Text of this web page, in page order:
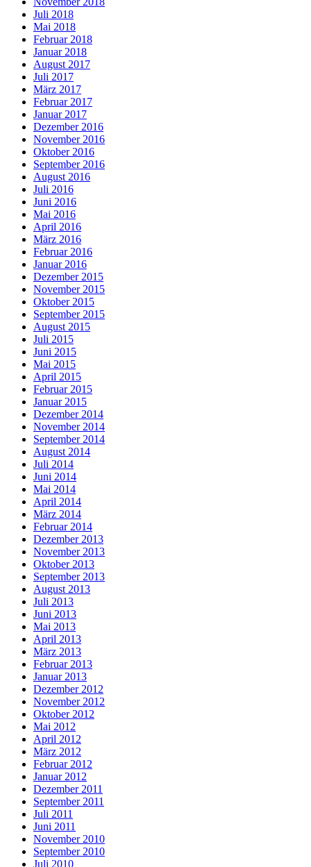
Juli 2018
Mai 2018
Februar 2018
Januar 2018
August 2017
Juli 2017
März 2017
Februar 2017
Januar 2017
Dezember 2016
November 2016
Oktober 2016
September 2016
August 2016
Juli 2016
Juni 2016
Mai 2016
April 2016
März 2016
Februar 2016
Januar 2016
Dezember 2015
November 2015
Oktober 2015
September 2015
August 2015
Juli 2015
Juni 2015
Mai 2015
April 2015
Februar 2015
Januar 2015
Dezember 2014
November 2014
September 2014
August 2014
Juli 2014
Juni 2014
Mai 2014
April 2014
März 2014
Februar 2014
Dezember 2013
November 2013
Oktober 2013
September 2013
August 2013
Juli 2013
Juni 2013
Mai 2013
April 2013
März 2013
Februar 2013
Januar 2013
Dezember 2012
November 2012
Oktober 2012
Mai 2012
April 2012
März 2012
Februar 2012
Januar 2012
Dezember 2011
September 2011
Juli 2011
Juni 2011
November 2010
September 2010
Juli 2010